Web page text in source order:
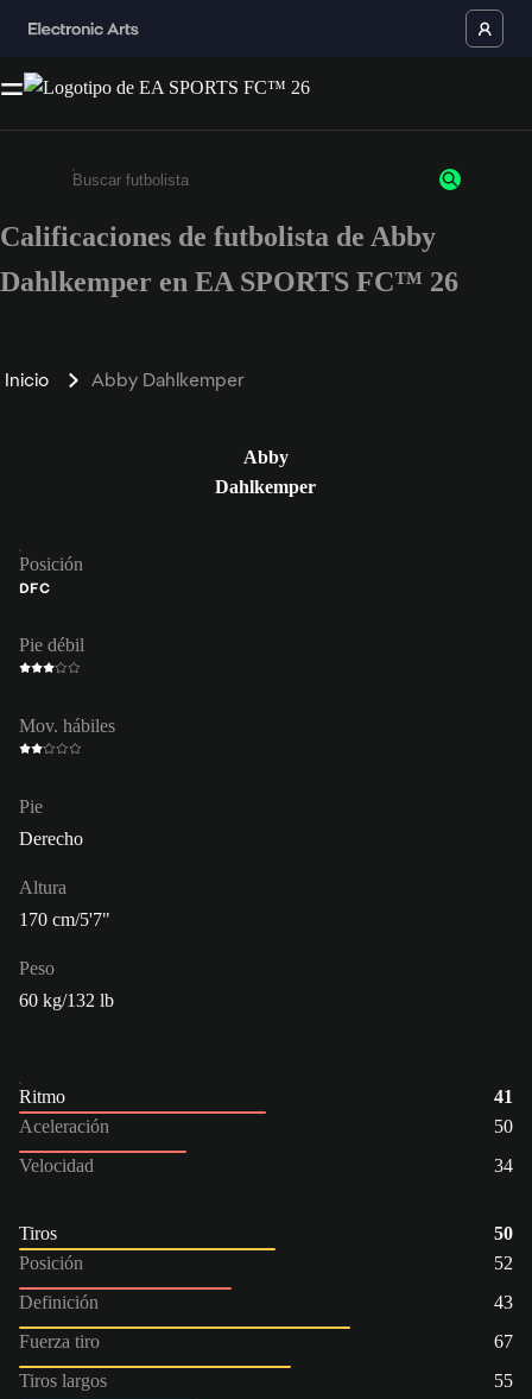
Ingresa un mínimo de 3 caracteres o números
Calificaciones de futbolista de Abby
Dahlkemper en EA SPORTS FC™ 26
Inicio Abby Dahlkemper
Abby
Dahlkemper
Posición
DFC
Pie débil
Mov. hábiles
Pie
Derecho
Altura
170 cm/5'7"
Peso
60 kg/132 lb
Ritmo
41
Aceleración
50
Velocidad
34
Tiros
50
Posición
52
Definición
43
Fuerza tiro
67
Tiros largos
55